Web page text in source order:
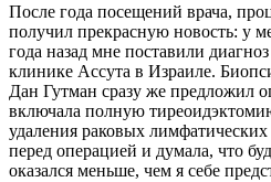
После года посещений врача,
получил прекрасную новость: у
года назад мне поставили
клинике Ассута в Израиле.
Дан Гутман сразу же предложил
включала полную
удаления раковых
перед операцией и думала, что
оказался меньше, чем я себе